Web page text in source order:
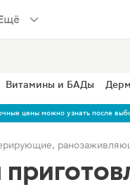
Витамины и БАДы
цены можно узнать после